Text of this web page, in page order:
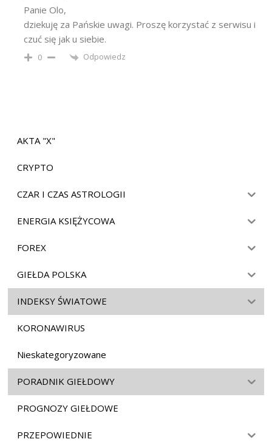
Panie Olo,
dziekuję za Pańskie uwagi. Proszę korzystać z serwisu i
czuć się jak u siebie.
0 Odpowiedz
AKTA "X"
CRYPTO
CZAR I CZAS ASTROLOGII
ENERGIA KSIĘŻYCOWA
FOREX
GIEŁDA POLSKA
INDEKSY ŚWIATOWE
KORONAWIRUS
Nieskategoryzowane
PORADNIK GIEŁDOWY
PROGNOZY GIEŁDOWE
PRZEPOWIEDNIE